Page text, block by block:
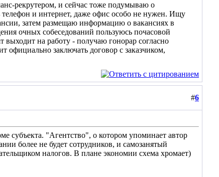
рекрутером, и сейчас тоже подумываю о
телефон и интернет, даже офис особо не нужен. Ищу
затем размещаю информацию о вакансиях в
очных собеседований пользуюсь почасовой
на работу - получаю гонорар согласно
официально заключать договор с заказчиком,
#6
субъекта. "Агентство", о котором упоминает автор
более не будет сотрудников, и самозанятый
налогов. В плане экономии схема хромает)